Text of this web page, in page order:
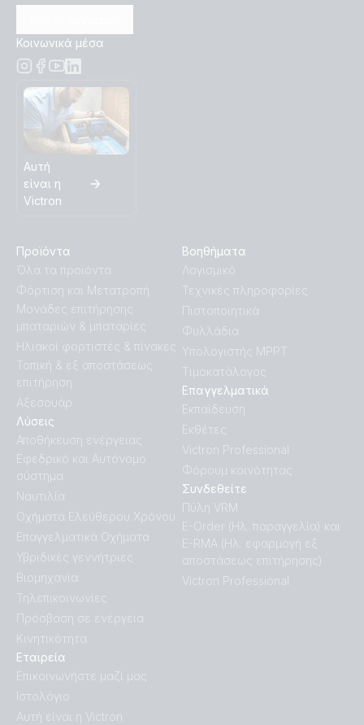
Κοινωνικά μέσα
Αυτή
είναι η
Victron
Προϊόντα
Όλα τα προϊόντα
Φόρτιση και Μετατροπή
Μονάδες επιτήρησης
μπαταριών & μπαταρίες
Ηλιακοί φορτιστές & πίνακες
Τοπική & εξ αποστάσεως
επιτήρηση
Αξεσουάρ
Λύσεις
Αποθήκευση ενέργειας
Εφεδρικό και Αυτόνομο
σύστημα
Ναυτιλία
Οχήματα Ελεύθερου Χρόνου
Επαγγελματικά Οχήματα
Υβριδικές γεννήτριες
Βιομηχανία
Τηλεπικοινωνίες
Πρόσβαση σε ενέργεια
Κινητικότητα
Εταιρεία
Επικοινωνήστε μαζί μας
Ιστολόγιο
Αυτή είναι η Victron
Βοηθήματα
Λογισμικό
Τεχνικές πληροφορίες
Πιστοποιητικά
Φυλλάδια
Υπολογιστής MPPT
Τιμοκατάλογος
Επαγγελματικά
Εκπαίδευση
Εκθέτες
Victron Professional
Φόρουμ κοινότητας
Συνδεθείτε
Πύλη VRM
E-Order (Ηλ. παραγγελία) και
E-RMA (Ηλ. εφαρμογή εξ
αποστάσεως επιτήρησης)
Victron Professional